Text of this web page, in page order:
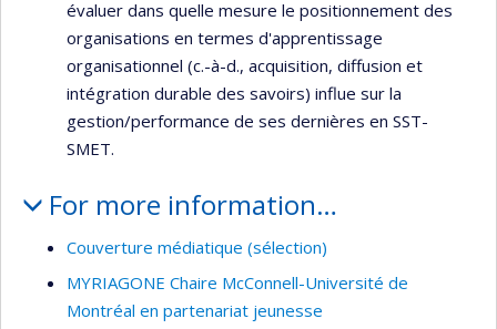
évaluer dans quelle mesure le positionnement des
organisations en termes d'apprentissage
organisationnel (c.-à-d., acquisition, diffusion et
intégration durable des savoirs) influe sur la
gestion/performance de ses dernières en SST-
SMET.
For more information…
Couverture médiatique (sélection)
MYRIAGONE Chaire McConnell-Université de
Montréal en partenariat jeunesse